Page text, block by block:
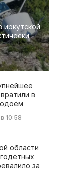
иркутской
в
10:58
области
за